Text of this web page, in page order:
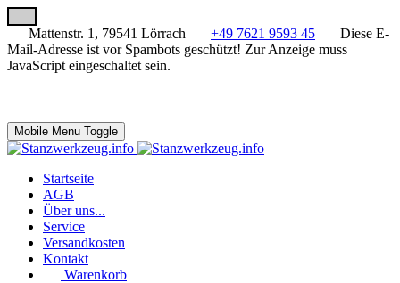
Mattenstr. 1, 79541 Lörrach +49 7621 9593 45
Diese E-
Mail-Adresse ist vor Spambots geschützt! Zur Anzeige muss
JavaScript eingeschaltet sein.
Mobile Menu Toggle
Startseite
AGB
Über uns...
Service
Versandkosten
Kontakt
Warenkorb